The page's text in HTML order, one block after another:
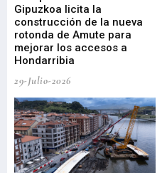
Gipuzkoa licita la
construcción de la nueva
rotonda de Amute para
mejorar los accesos a
Hondarribia
29-Julio-2026